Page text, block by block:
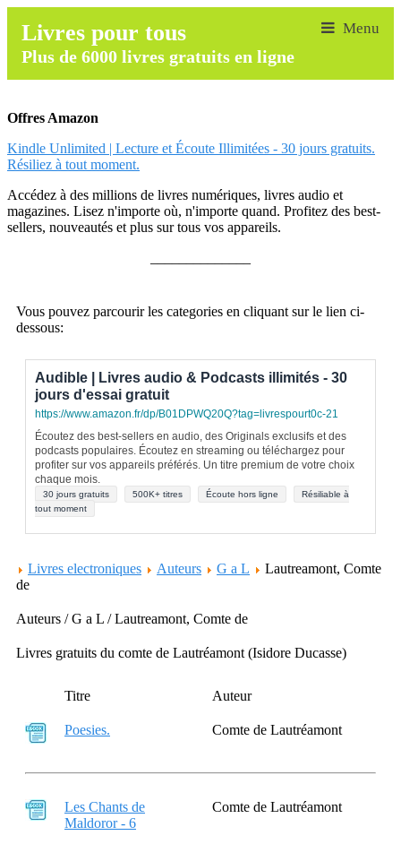
Livres pour tous
Plus de 6000 livres gratuits en ligne
Offres Amazon
Kindle Unlimited | Lecture et Écoute Illimitées - 30 jours gratuits.
Résiliez à tout moment.
Accédez à des millions de livres numériques, livres audio et
magazines. Lisez n'importe où, n'importe quand. Profitez des best-
sellers, nouveautés et plus sur tous vos appareils.
Vous pouvez parcourir les categories en cliquant sur le lien ci-
dessous:
Audible | Livres audio & Podcasts illimités - 30
jours d'essai gratuit
https://www.amazon.fr/dp/B01DPWQ20Q?tag=livrespourt0c-21
Écoutez des best-sellers en audio, des Originals exclusifs et des
podcasts populaires. Écoutez en streaming ou téléchargez pour
profiter sur vos appareils préférés. Un titre premium de votre choix
chaque mois.
30 jours gratuits 500K+ titres Écoute hors ligne
Résiliable à
tout moment
Livres electroniques Auteurs G a L
Lautreamont, Comte
de
Auteurs / G a L / Lautreamont, Comte de
Livres gratuits du comte de Lautréamont (Isidore Ducasse)
Titre Auteur
Poesies. Comte de Lautréamont
Les Chants de
Maldoror - 6
Comte de Lautréamont